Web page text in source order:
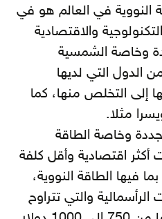
النووية في العالم هو في
والاقتصادية
وخاصة الشمسية
الدول التي لديها
إلى التخلص منها، كما
مثلا.
وخاصة الطاقة
أكثر اقتصادية وأقل كلفة
فيها الطاقة النووية،
والتي تتراوح